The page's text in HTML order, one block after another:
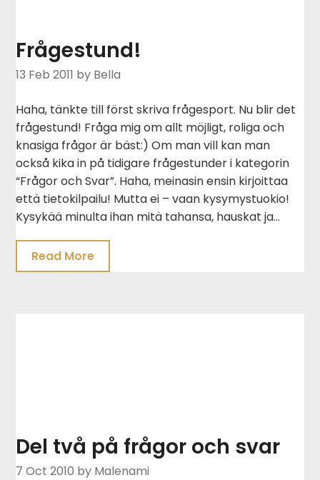
Frågestund!
13 Feb 2011 by Bella
Haha, tänkte till först skriva frågesport. Nu blir det
frågestund! Fråga mig om allt möjligt, roliga och
knasiga frågor är bäst:) Om man vill kan man
också kika in på tidigare frågestunder i kategorin
“Frågor och Svar”. Haha, meinasin ensin kirjoittaa
että tietokilpailu! Mutta ei – vaan kysymystuokio!
Kysykää minulta ihan mitä tahansa, hauskat ja…
Read More
Del två på frågor och svar
7 Oct 2010 by Malenami